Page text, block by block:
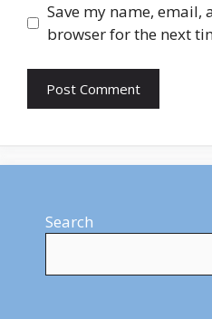
Save my name, email,
browser for the next
Search